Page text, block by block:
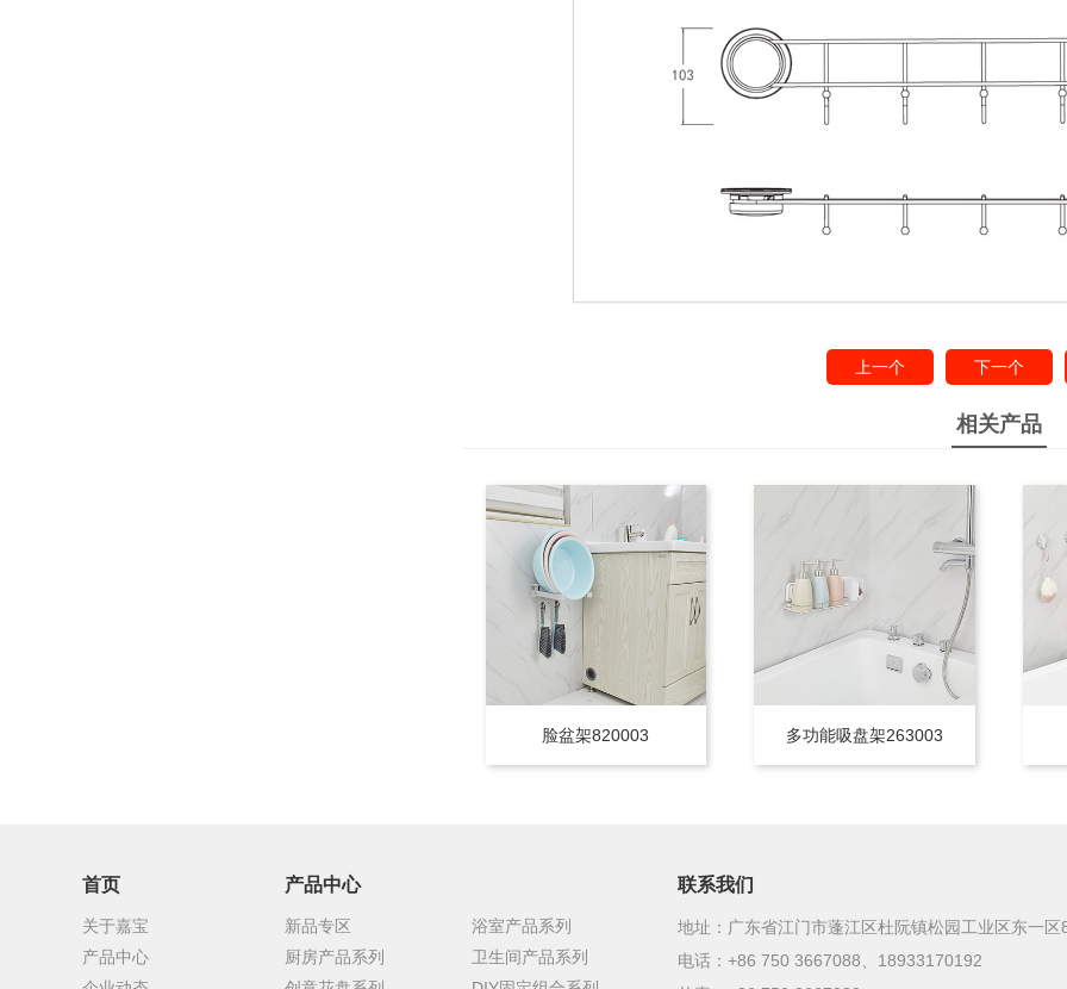
上一个 下一个
相关产品
脸盆架820003 多功能吸盘架263003
首页
关于嘉宝
产品中心
产品中心
新品专区
浴室产品系列
厨房产品系列
卫生间产品系列
联系我们
地址：广东省江门市蓬江区杜阮镇松园工业区东一区
电话：+86 750 3667088、18933170192